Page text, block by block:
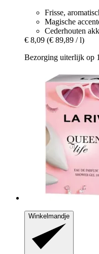
Frisse,
Magische
Cederhouten
€ 8,09 (€ 89,89 / l)
Bezorging uiterlijk op
Winkelmandje